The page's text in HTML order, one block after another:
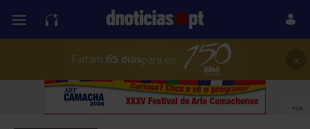
Faltam 65 diaspara os ×
PUB